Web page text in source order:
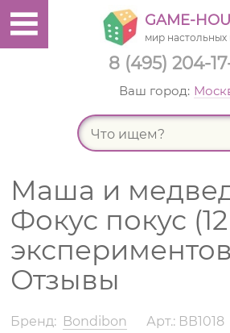
8 (495) 204-
GAME-
мир настольных
Ваш город:
Маша и
Фокус покус (12
Отзывы
Бренд: Bondibon Арт.: ВВ1018